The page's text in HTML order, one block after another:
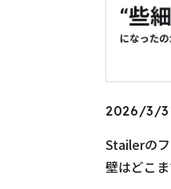
2026/3/
Stailerの
壁はどこ